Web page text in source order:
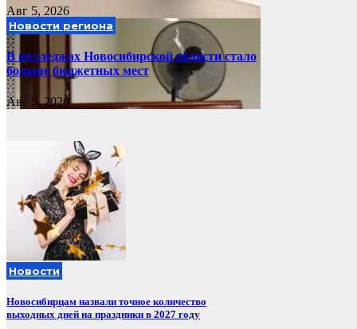
Авг 5, 2026
Новости региона
В колледжах Новосибирской области стало
больше бюджетных мест
Авг 5, 2026
Новости
Новосибирцам назвали точное количество
выходных дней на праздники в 2027 году